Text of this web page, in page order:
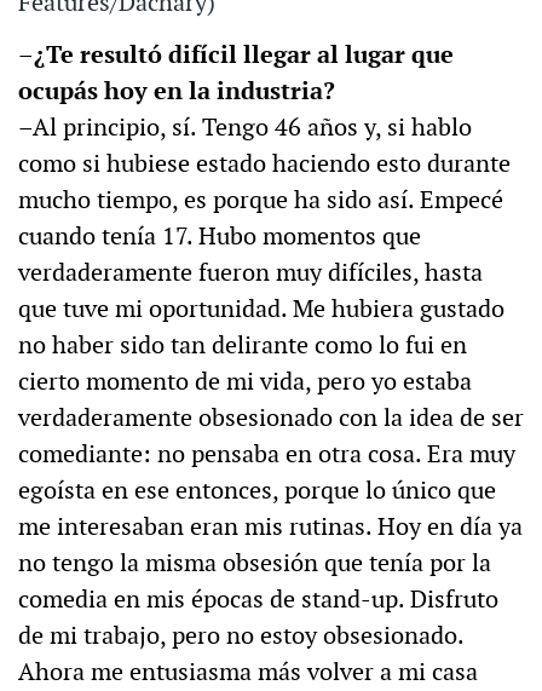
–¿Te resultó difícil llegar al lugar que
ocupás hoy en la industria?
–Al principio, sí. Tengo 46 años y, si hablo
como si hubiese estado haciendo esto durante
mucho tiempo, es porque ha sido así. Empecé
cuando tenía 17. Hubo momentos que
verdaderamente fueron muy difíciles, hasta
que tuve mi oportunidad. Me hubiera gustado
no haber sido tan delirante como lo fui en
cierto momento de mi vida, pero yo estaba
verdaderamente obsesionado con la idea de ser
comediante: no pensaba en otra cosa. Era muy
egoísta en ese entonces, porque lo único que
me interesaban eran mis rutinas. Hoy en día ya
no tengo la misma obsesión que tenía por la
comedia en mis épocas de stand-up. Disfruto
de mi trabajo, pero no estoy obsesionado.
Ahora me entusiasma más volver a mi casa